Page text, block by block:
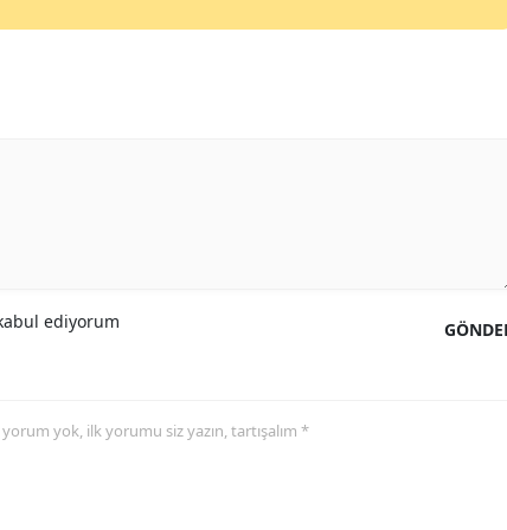
ediyorum
yok, ilk yorumu siz yazın, tartışalım *